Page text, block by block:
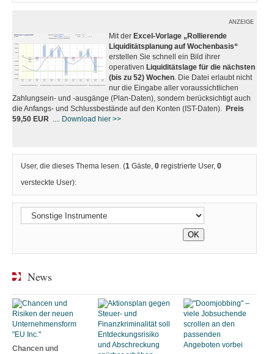
ANZEIGE
Mit der Excel-Vorlage „Rollierende
Liquiditätsplanung auf Wochenbasis“
erstellen Sie schnell ein Bild ihrer
operativen Liquiditätslage für die nächsten
(bis zu 52) Wochen. Die Datei erlaubt nicht
nur die Eingabe aller voraussichtlichen
Zahlungsein- und -ausgänge (Plan-Daten), sondern berücksichtigt auch
die Anfangs- und Schlussbestände auf den Konten (IST-Daten). Preis
59,50 EUR .... Download hier >>
User, die dieses Thema lesen. (1 Gäste,0 registrierte User,0
versteckte User):
News
Chancen und